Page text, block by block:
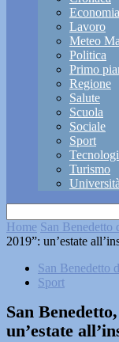
Lavoro
Meteo
Politica
Primo
Regione
Salute
Scuola
Sociale
Sport
Turismo
Università
Home San Benedetto
2019”: un’estate
San Benedetto
Sport
San
un’estate